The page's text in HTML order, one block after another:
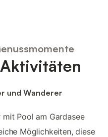
und Wanderer
mit Pool am Gardasee
Möglichkeiten, diese